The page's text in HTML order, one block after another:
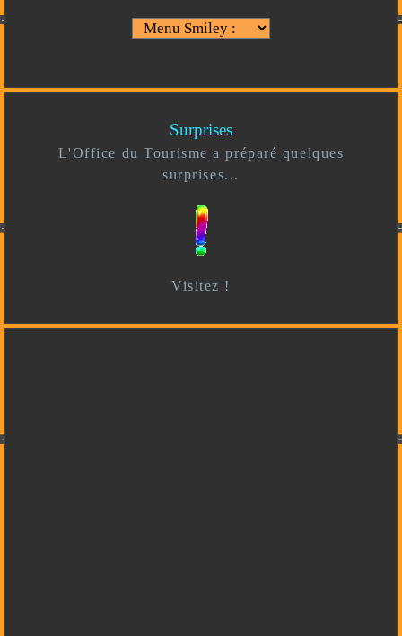
Surprises
L'Office du Tourisme a préparé quelques
surprises...
Visitez !